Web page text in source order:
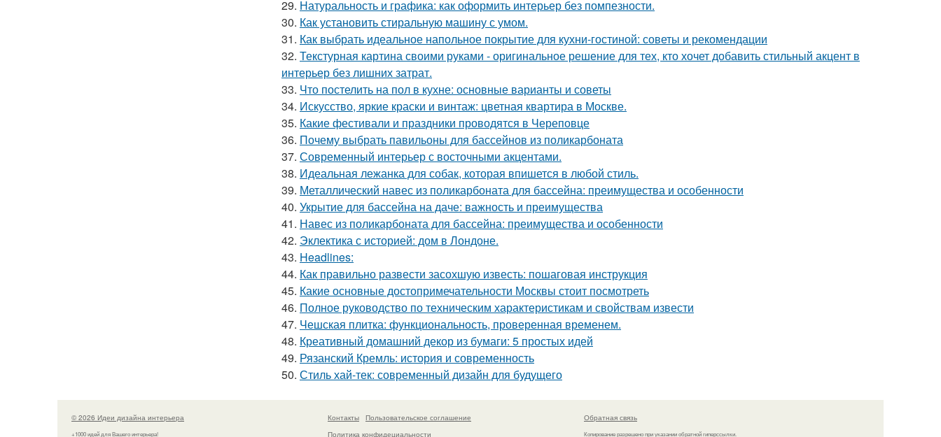
29. Натуральность и графика: как оформить интерьер без помпезности.
30. Как установить стиральную машину с умом.
31. Как выбрать идеальное напольное покрытие для кухни-гостиной: советы и рекомендации
32. Текстурная картина своими руками - оригинальное решение для тех, кто хочет добавить стильный акцент в
интерьер без лишних затрат.
33. Что постелить на пол в кухне: основные варианты и советы
34. Искусство, яркие краски и винтаж: цветная квартира в Москве.
35. Какие фестивали и праздники проводятся в Череповце
36. Почему выбрать павильоны для бассейнов из поликарбоната
37. Современный интерьер с восточными акцентами.
38. Идеальная лежанка для собак, которая впишется в любой стиль.
39. Металлический навес из поликарбоната для бассейна: преимущества и особенности
40. Укрытие для бассейна на даче: важность и преимущества
41. Навес из поликарбоната для бассейна: преимущества и особенности
42. Эклектика с историей: дом в Лондоне.
43. Headlines:
44. Как правильно развести засохшую известь: пошаговая инструкция
45. Какие основные достопримечательности Москвы стоит посмотреть
46. Полное руководство по техническим характеристикам и свойствам извести
47. Чешская плитка: функциональность, проверенная временем.
48. Креативный домашний декор из бумаги: 5 простых идей
49. Рязанский Кремль: история и современность
50. Стиль хай-тек: современный дизайн для будущего
© 2026 Идеи дизайна интерьера
+1000 идей для Вашего интерьера!
Контакты
Пользовательское соглашение
Политика конфидециальности
Обратная связь
Копирование разрешено при указании обратной гиперссылки.